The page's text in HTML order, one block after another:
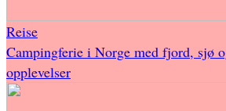
Reise
Campingferie i Norge med fjord, sjø
opplevelser